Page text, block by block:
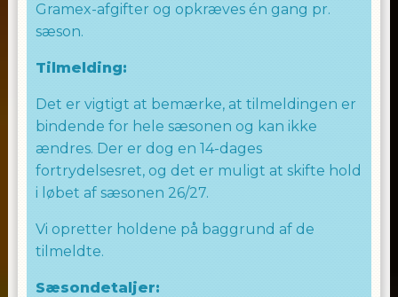
Gramex-afgifter og opkræves én gang pr.
sæson.
Tilmelding:
Det er vigtigt at bemærke, at tilmeldingen er
bindende for hele sæsonen og kan ikke
ændres. Der er dog en 14-dages
fortrydelsesret, og det er muligt at skifte hold
i løbet af sæsonen 26/27.
Vi opretter holdene på baggrund af de
tilmeldte.
Sæsondetaljer: